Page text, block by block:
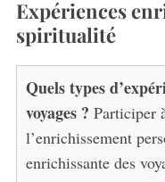
Expériences
spiritualité
Quels types
voyages ? Participer
l’enrichissement
enrichissante des